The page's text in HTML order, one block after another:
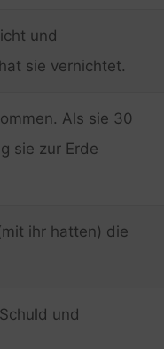
und
sie vernichtet.
Als sie 30
sie zur Erde
ihr hatten) die
und